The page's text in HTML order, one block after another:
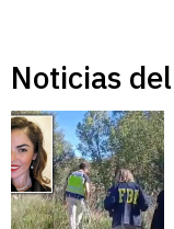
Noticias del